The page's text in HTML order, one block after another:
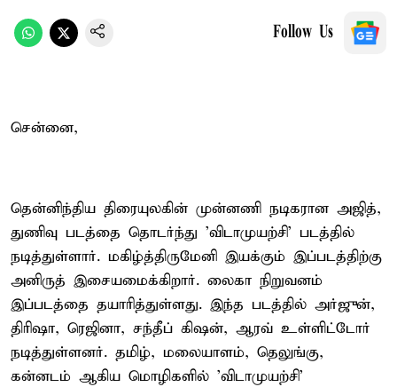
Follow Us
சென்னை,
தென்னிந்திய திரையுலகின் முன்னணி நடிகரான அஜித்,
துணிவு படத்தை தொடர்ந்து 'விடாமுயற்சி' படத்தில்
நடித்துள்ளார். மகிழ்த்திருமேனி இயக்கும் இப்படத்திற்கு
அனிருத் இசையமைக்கிறார். லைகா நிறுவனம்
இப்படத்தை தயாரித்துள்ளது. இந்த படத்தில் அர்ஜுன்,
திரிஷா, ரெஜினா, சந்தீப் கிஷன், ஆரவ் உள்ளிட்டோர்
நடித்துள்ளனர். தமிழ், மலையாளம், தெலுங்கு,
கன்னடம் ஆகிய மொழிகளில் 'விடாமுயற்சி'